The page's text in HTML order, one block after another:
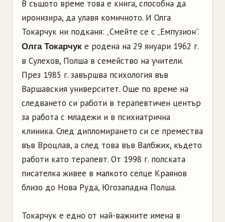
В същото време това е книга, способна да
иронизира, да улавя комичното. И Олга
Токарчук ни подканя: „Смейте се с „Емпузион”.
Олга Токарчук е родена на 29 януари 1962 г.
в Сулехов, Полша в семейство на учители.
През 1985 г. завършва психология във
Варшавския университет. Още по време на
следването си работи в терапевтичен център
за работа с младежи и в психиатрична
клиника. След дипломирането си се премества
във Вроцлав, а след това във Валбжих, където
работи като терапевт. От 1998 г. полската
писателка живее в малкото селце Краянов
близо до Нова Руда, Югозападна Полша.
Токарчук е едно от най-важните имена в